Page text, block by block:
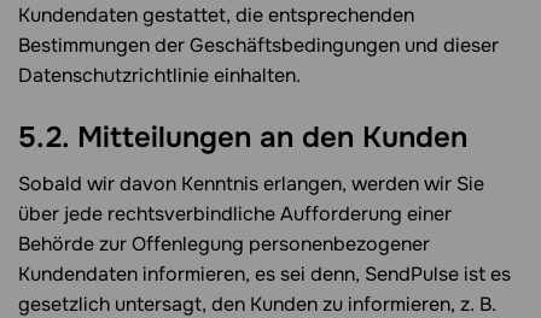
Kundendaten gestattet, die entsprechenden
Bestimmungen der Geschäftsbedingungen und dieser
Datenschutzrichtlinie einhalten.
5.2. Mitteilungen an den Kunden
Sobald wir davon Kenntnis erlangen, werden wir Sie
über jede rechtsverbindliche Aufforderung einer
Behörde zur Offenlegung personenbezogener
Kundendaten informieren, es sei denn, SendPulse ist es
gesetzlich untersagt, den Kunden zu informieren, z. B.